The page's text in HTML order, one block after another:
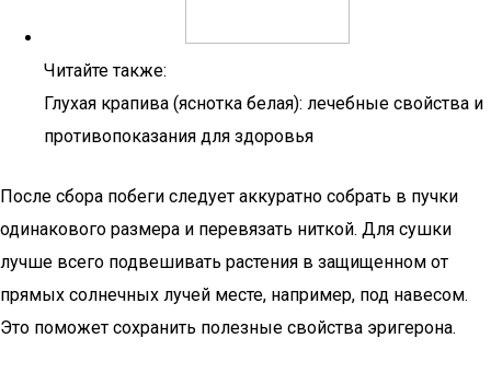
Читайте также:
Глухая крапива (яснотка белая): лечебные свойства и
противопоказания для здоровья
После сбора побеги следует аккуратно собрать в пучки
одинакового размера и перевязать ниткой. Для сушки
лучше всего подвешивать растения в защищенном от
прямых солнечных лучей месте, например, под навесом.
Это поможет сохранить полезные свойства эригерона.